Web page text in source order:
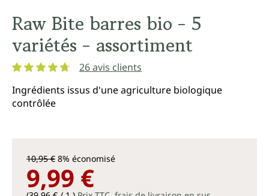
Raw Bite barres bio - 5
variétés - assortiment
26 avis clients
Ingrédients issus d'une agriculture biologique
contrôlée
10,95 € 8% économisé
9,99 €